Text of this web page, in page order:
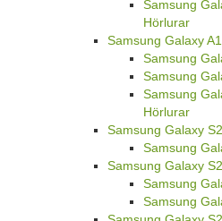
Samsung
Hörlurar
Samsung Galaxy
Samsung
Samsung
Samsung
Hörlurar
Samsung Galaxy
Samsung
Samsung Galaxy
Samsung
Samsung